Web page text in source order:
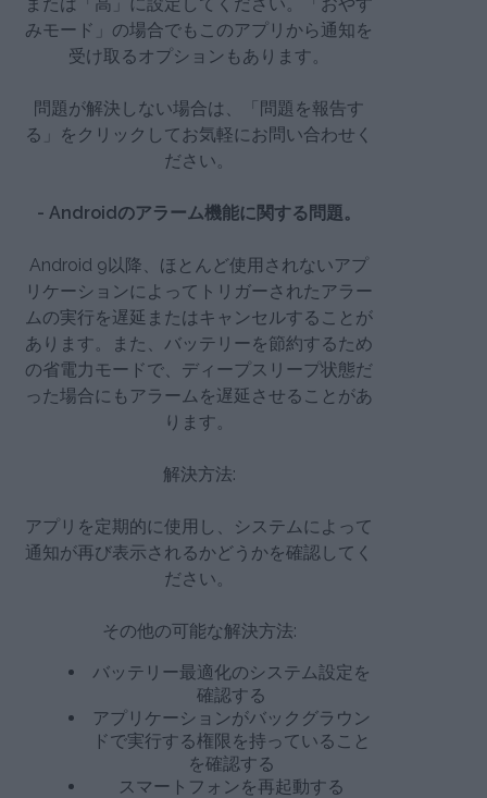
みモード」の場合でもこのアプリから通知を
受け取るオプションもあります。
問題が解決しない場合は、「問題を報告す
る」をクリックしてお気軽にお問い合わせく
ださい。
- Androidのアラーム機能に関する問題。
Android 9以降、ほとんど使用されないアプ
リケーションによってトリガーされたアラー
ムの実行を遅延またはキャンセルすることが
あります。また、バッテリーを節約するため
の省電力モードで、ディープスリープ状態だ
った場合にもアラームを遅延させることがあ
ります。
解決方法:
アプリを定期的に使用し、システムによって
通知が再び表示されるかどうかを確認してく
ださい。
その他の可能な解決方法:
バッテリー最適化のシステム設定を
確認する
アプリケーションがバックグラウン
ドで実行する権限を持っていること
を確認する
スマートフォンを再起動する